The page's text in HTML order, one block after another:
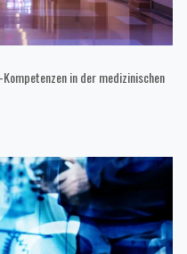
in der medizinischen